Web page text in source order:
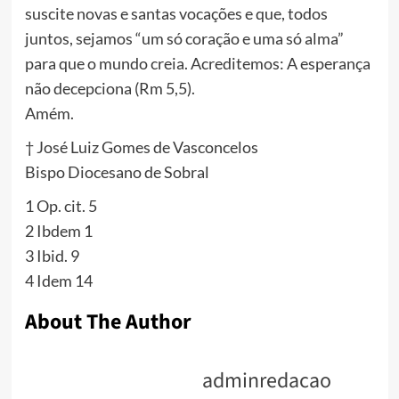
suscite novas e santas vocações e que, todos
juntos, sejamos “um só coração e uma só alma”
para que o mundo creia. Acreditemos: A esperança
não decepciona (Rm 5,5).
Amém.
† José Luiz Gomes de Vasconcelos
Bispo Diocesano de Sobral
1 Op. cit. 5
2 Ibdem 1
3 Ibid. 9
4 Idem 14
About The Author
adminredacao